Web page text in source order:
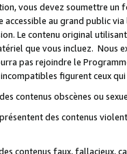
vous devez soumettre
accessible au grand public
Le contenu original
que vous incluez. Nous
pas rejoindre le
figurent ceux
contenus obscènes ou
des contenus
contenus faux, fallacieux,